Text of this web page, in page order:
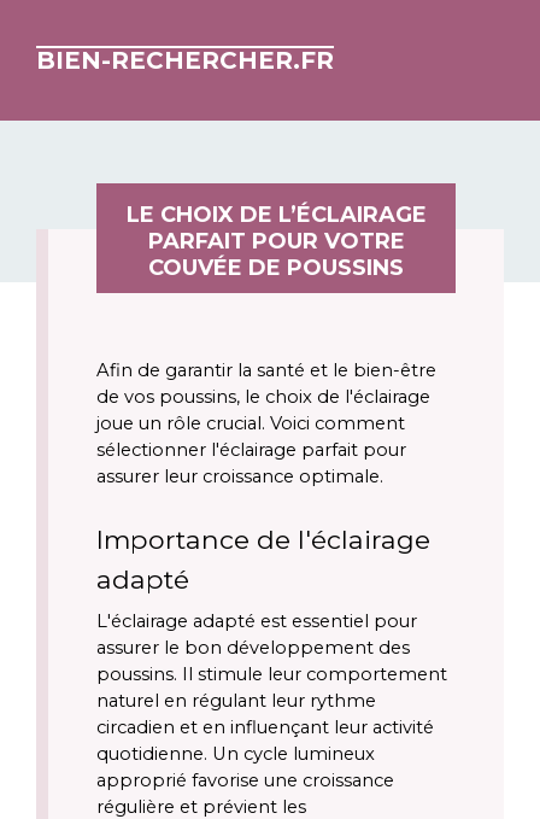
BIEN-RECHERCHER.FR
LE CHOIX DE L’ÉCLAIRAGE
PARFAIT POUR VOTRE
COUVÉE DE POUSSINS
Afin de garantir la santé et le bien-être
de vos poussins, le choix de l'éclairage
joue un rôle crucial. Voici comment
sélectionner l'éclairage parfait pour
assurer leur croissance optimale.
Importance de l'éclairage
adapté
L'éclairage adapté est essentiel pour
assurer le bon développement des
poussins. Il stimule leur comportement
naturel en régulant leur rythme
circadien et en influençant leur activité
quotidienne. Un cycle lumineux
approprié favorise une croissance
régulière et prévient les